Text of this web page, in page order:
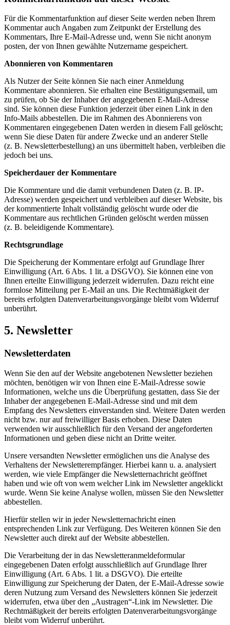
Für die Kommentarfunktion auf dieser Seite werden neben Ihrem
Kommentar auch Angaben zum Zeitpunkt der Erstellung des
Kommentars, Ihre E-Mail-Adresse und, wenn Sie nicht anonym
posten, der von Ihnen gewählte Nutzername gespeichert.
Abonnieren von Kommentaren
Als Nutzer der Seite können Sie nach einer Anmeldung
Kommentare abonnieren. Sie erhalten eine Bestätigungsemail, um
zu prüfen, ob Sie der Inhaber der angegebenen E-Mail-Adresse
sind. Sie können diese Funktion jederzeit über einen Link in den
Info-Mails abbestellen. Die im Rahmen des Abonnierens von
Kommentaren eingegebenen Daten werden in diesem Fall gelöscht;
wenn Sie diese Daten für andere Zwecke und an anderer Stelle
(z. B. Newsletterbestellung) an uns übermittelt haben, verbleiben die
jedoch bei uns.
Speicherdauer der Kommentare
Die Kommentare und die damit verbundenen Daten (z. B. IP-
Adresse) werden gespeichert und verbleiben auf dieser Website, bis
der kommentierte Inhalt vollständig gelöscht wurde oder die
Kommentare aus rechtlichen Gründen gelöscht werden müssen
(z. B. beleidigende Kommentare).
Rechtsgrundlage
Die Speicherung der Kommentare erfolgt auf Grundlage Ihrer
Einwilligung (Art. 6 Abs. 1 lit. a DSGVO). Sie können eine von
Ihnen erteilte Einwilligung jederzeit widerrufen. Dazu reicht eine
formlose Mitteilung per E-Mail an uns. Die Rechtmäßigkeit der
bereits erfolgten Datenverarbeitungsvorgänge bleibt vom Widerruf
unberührt.
5. Newsletter
Newsletterdaten
Wenn Sie den auf der Website angebotenen Newsletter beziehen
möchten, benötigen wir von Ihnen eine E-Mail-Adresse sowie
Informationen, welche uns die Überprüfung gestatten, dass Sie der
Inhaber der angegebenen E-Mail-Adresse sind und mit dem
Empfang des Newsletters einverstanden sind. Weitere Daten werden
nicht bzw. nur auf freiwilliger Basis erhoben. Diese Daten
verwenden wir ausschließlich für den Versand der angeforderten
Informationen und geben diese nicht an Dritte weiter.
Unsere versandten Newsletter ermöglichen uns die Analyse des
Verhaltens der Newsletterempfänger. Hierbei kann u. a. analysiert
werden, wie viele Empfänger die Newsletternachricht geöffnet
haben und wie oft von wem welcher Link im Newsletter angeklickt
wurde. Wenn Sie keine Analyse wollen, müssen Sie den Newsletter
abbestellen.
Hierfür stellen wir in jeder Newsletternachricht einen
entsprechenden Link zur Verfügung. Des Weiteren können Sie den
Newsletter auch direkt auf der Website abbestellen.
Die Verarbeitung der in das Newsletteranmeldeformular
eingegebenen Daten erfolgt ausschließlich auf Grundlage Ihrer
Einwilligung (Art. 6 Abs. 1 lit. a DSGVO). Die erteilte
Einwilligung zur Speicherung der Daten, der E-Mail-Adresse sowie
deren Nutzung zum Versand des Newsletters können Sie jederzeit
widerrufen, etwa über den „Austragen“-Link im Newsletter. Die
Rechtmäßigkeit der bereits erfolgten Datenverarbeitungsvorgänge
bleibt vom Widerruf unberührt.